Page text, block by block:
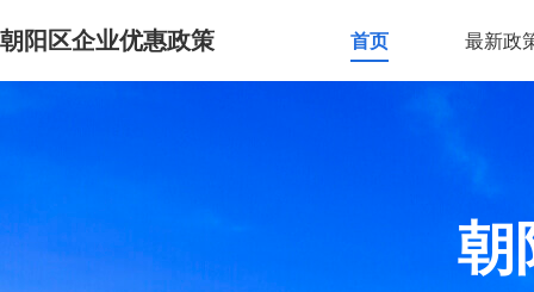
朝阳区企业优惠政策 首页 最新政
朝